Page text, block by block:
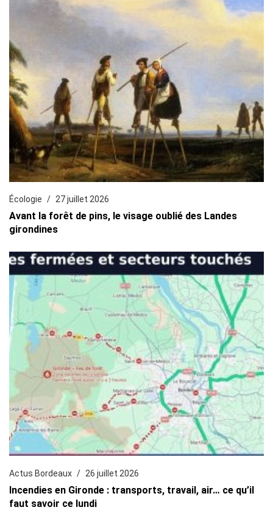
Écologie 27 juillet 2026
Avant la forêt de pins, le visage oublié des Landes
girondines
Actus Bordeaux 26 juillet 2026
Incendies en Gironde : transports, travail, air… ce qu’il
faut savoir ce lundi